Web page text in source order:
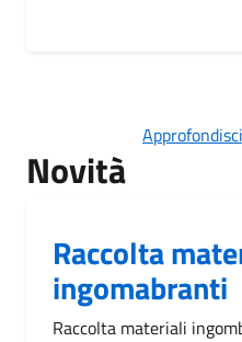
Novità
Raccolta
ingomabranti
Raccolta materiali